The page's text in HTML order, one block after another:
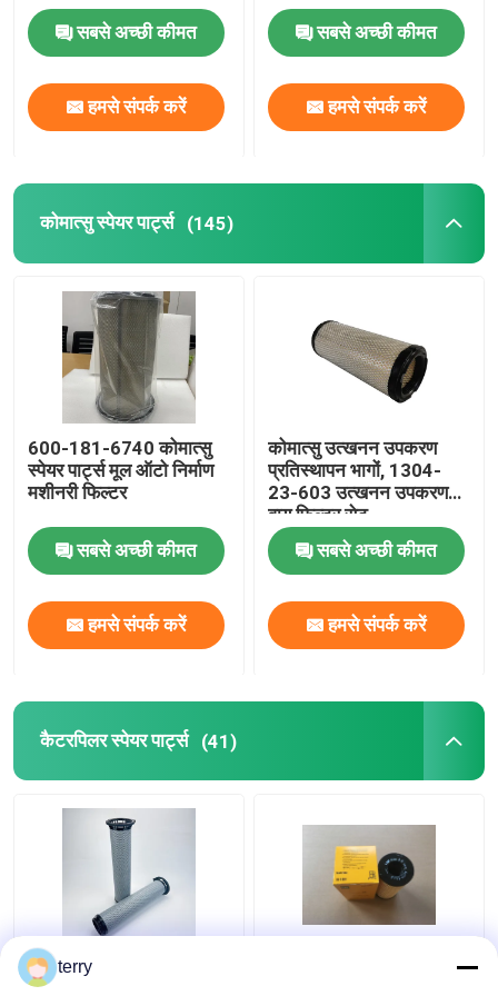
वीचाई स्पेयर पार्ट्स
सनी स्पेयर पार्ट्स
हुंडई स्पेयर पार्ट्स
लोवोल पार्ट्स
शांगचाई स्पेयर पार्ट्स
ISUZU स्पेयर पार्ट
इंगर्सॉल रैंड पार्ट्स
Deutz स्पेयर पार्ट्स
सबसे अच्छी कीमत
हमसे संपर्क करें
सबसे अच्छी कीमत
हमसे संपर्क करें
कोमात्सु स्पेयर पार्ट्स (145)
600-181-6740 कोमात्सु
स्पेयर पार्ट्स मूल ऑटो निर्माण
मशीनरी फिल्टर
सबसे अच्छी कीमत
हमसे संपर्क करें
कोमात्सु उत्खनन उपकरण
प्रतिस्थापन भागों, 1304-
23-603 उत्खनन उपकरण
वायु फिल्टर सेट
सबसे अच्छी कीमत
हमसे संपर्क करें
कैटरपिलर स्पेयर पार्ट्स (41)
5909787 कैटरपिलर फिल्टर
ईंधन पानी विभाजक
उच्च प्रदर्शन कैटरपिलर ईंधन
terry